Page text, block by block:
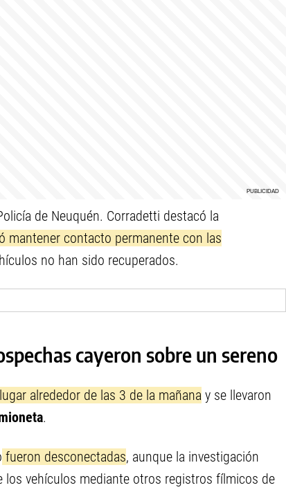
de Neuquén. Corradetti destacó la
mantener contacto permanente con las
no han sido recuperados.
cayeron sobre un sereno
alrededor de las 3 de la mañana y se llevaron
.
fueron desconectadas, aunque la investigación
vehículos mediante otros registros fílmicos de